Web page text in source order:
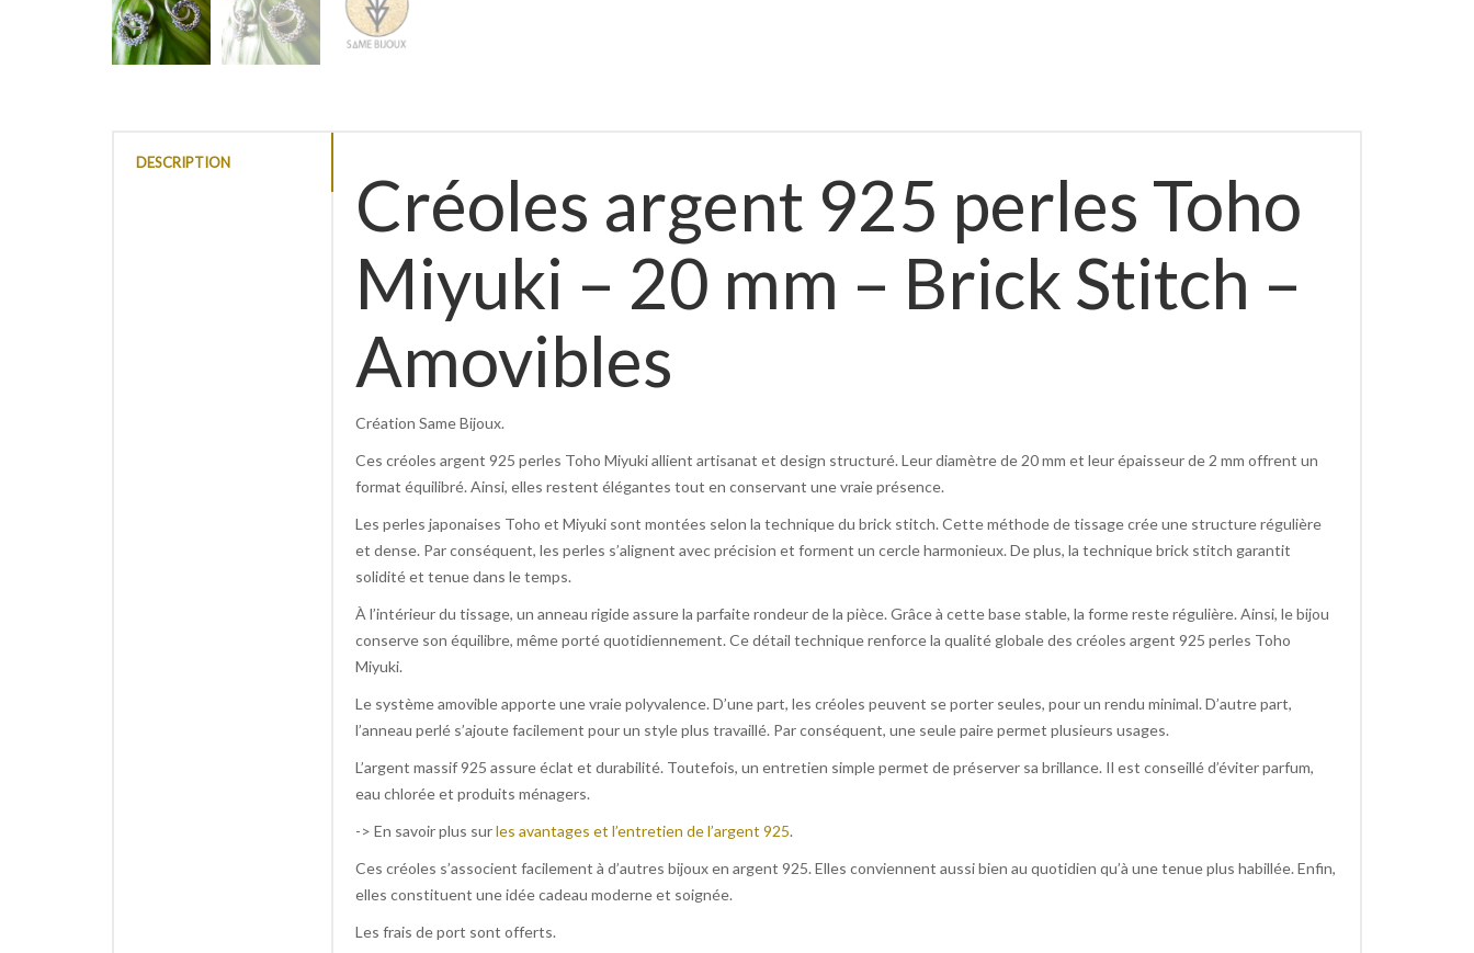
DESCRIPTION
Créoles argent 925 perles Toho
Miyuki – 20 mm – Brick Stitch –
Amovibles
Création Same Bijoux.
Ces créoles argent 925 perles Toho Miyuki allient artisanat et design structuré. Leur diamètre de 20 mm et leur épaisseur de 2 mm offrent un
format équilibré. Ainsi, elles restent élégantes tout en conservant une vraie présence.
Les perles japonaises Toho et Miyuki sont montées selon la technique du brick stitch. Cette méthode de tissage crée une structure régulière
et dense. Par conséquent, les perles s’alignent avec précision et forment un cercle harmonieux. De plus, la technique brick stitch garantit
solidité et tenue dans le temps.
À l’intérieur du tissage, un anneau rigide assure la parfaite rondeur de la pièce. Grâce à cette base stable, la forme reste régulière. Ainsi, le bijou
conserve son équilibre, même porté quotidiennement. Ce détail technique renforce la qualité globale des créoles argent 925 perles Toho
Miyuki.
Le système amovible apporte une vraie polyvalence. D’une part, les créoles peuvent se porter seules, pour un rendu minimal. D’autre part,
l’anneau perlé s’ajoute facilement pour un style plus travaillé. Par conséquent, une seule paire permet plusieurs usages.
L’argent massif 925 assure éclat et durabilité. Toutefois, un entretien simple permet de préserver sa brillance. Il est conseillé d’éviter parfum,
eau chlorée et produits ménagers.
-> En savoir plus surles avantages et l’entretien de l’argent 925.
Ces créoles s’associent facilement à d’autres bijoux en argent 925. Elles conviennent aussi bien au quotidien qu’à une tenue plus habillée. Enfin,
elles constituent une idée cadeau moderne et soignée.
Les frais de port sont offerts.